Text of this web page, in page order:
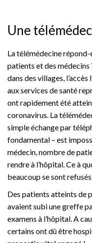
Une
La télémédecine
patients et des médecins
dans des villages,
aux services de santé
ont rapidement été
coronavirus. La
simple échange par
fondamental – est
médecin, nombre de
rendre à l’hôpital. Ce à
beaucoup se sont
Des patients atteints de
avaient subi une greffe
examens à l’hôpital. A
certains ont dû être